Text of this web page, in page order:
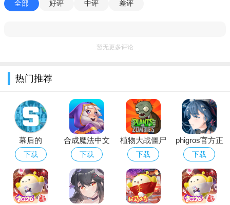
1、有许多道具和武器，包括棍子、军刀和各种可以使用的武
2、还有许多其他层次。每个级别都要求你挑战不同的任务，
这将给你带来更多的乐趣。
3、她喜欢毁灭的过程。一旦他们进入房间，他们可能会被摧
毁。没有任何规则限制它。你可以随意摧毁它。
相关说明
砸烂办公室是一个内容非常轻松解压的冒险游戏了，因为在
全部 好评 中评 差评
暂无更多评论
热门推荐
幕后的
Nextbots沙盒
游戏安卓最新
版本
下载
合成魔法中文
版
下载
植物大战僵尸
经典版下载安
装免费
下载
phigros官方正
版下载2026最
新版安卓版
下载